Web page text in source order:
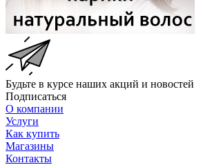
Будьте в курсе наших акций и новостей
Подписаться
О компании
Услуги
Как купить
Магазины
Контакты